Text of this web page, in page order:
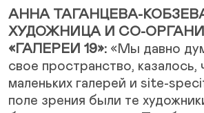
АННА ТАГАНЦЕВА-
ХУДОЖНИЦА И СО-
«ГАЛЕРЕИ 19»: «Мы давно
свое пространство, казалось,
маленьких галерей и site-
поле зрения были те